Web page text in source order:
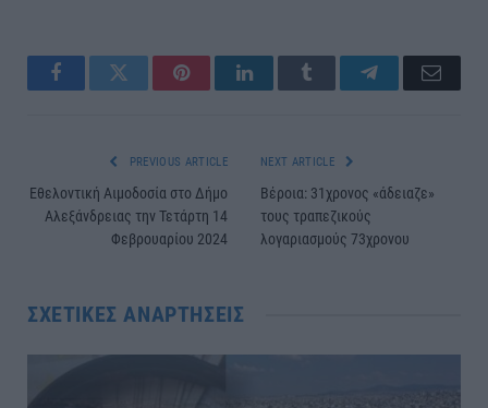
FacebookTwitter PinterestLinkedInTumblr TelegramEmail
PREVIOUS ARTICLE
Εθελοντική Αιμοδοσία στο Δήμο
Αλεξάνδρειας την Τετάρτη 14
Φεβρουαρίου 2024
NEXT ARTICLE
Βέροια: 31χρονος «άδειαζε»
τους τραπεζικούς
λογαριασμούς 73χρονου
ΣΧΕΤΙΚΈΣ ΑΝΑΡΤΉΣΕΙΣ